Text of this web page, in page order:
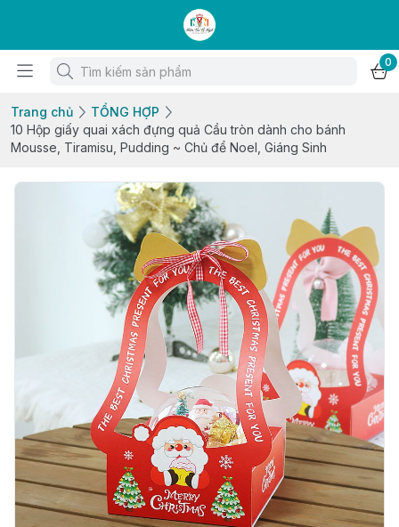
0
Trang chủ
TỔNG HỢP
10 Hộp giấy quai xách đựng quả Cầu tròn dành cho bánh
Mousse, Tiramisu, Pudding ~ Chủ để Noel, Giáng Sinh